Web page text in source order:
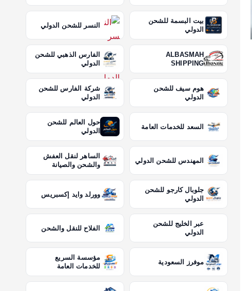
بيت البسمة للشحن
الدولي
النسر للشحن الدولي
ALBASMAH
SHIPPING
الفارس الذهبي للشحن
الدولي
هوم سيف للشحن
الدولي
شركة الفارس للشحن
الدولي
السعد للخدمات العامة
حول العالم للشحن
الدولي
المهندس للشحن الدولي
الساهر لنقل العفش
والشحن والصيانة
جلوبال كارجو للشحن
الدولي
وورلد وايد إكسبريس
عبر الخليج للشحن
الدولي
الفلاح للنقل والشحن
موفرز السعودية
مؤسسة السريع
للخدمات العامة